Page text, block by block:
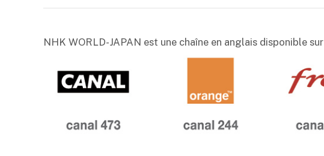
NHK WORLD-JAPAN est une chaîne en anglais disponible sur